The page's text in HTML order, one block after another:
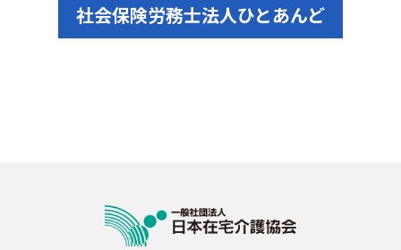
社会保険労務士法人ひとあんど